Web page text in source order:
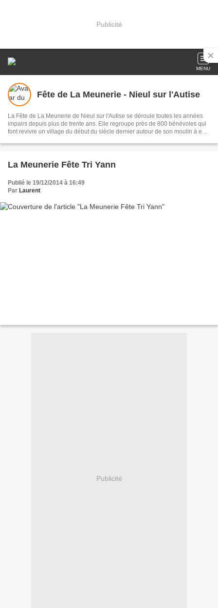
Publicité
MENU
Fête de La Meunerie - Nieul sur l'Autise
La Fête de La Meunerie de Nieul sur l'Autise se déroule toutes les années
impairs depuis plus de trente ans. Elle regroupe près de 800 bénévoles qui
font revivre un village du début du siècle dernier autour de son moulin à eau
manifestation pour petits et grands où vieux métiers traditionnels côtoient
La Meunerie Fête Tri Yann
Publié le 19/12/2014 à 16:49
Par Laurent
Publicité